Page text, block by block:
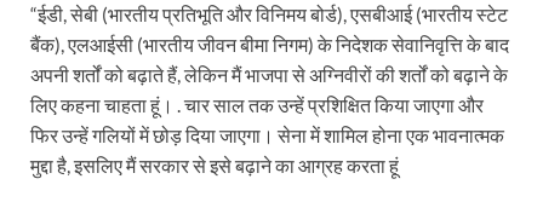
“ईडी, सेबी (भारतीय प्रतिभूति और विनिमय बोर्ड), एसबीआई (भारतीय स्टेट
बैंक), एलआईसी (भारतीय जीवन बीमा निगम) के निदेशक सेवानिवृत्ति के बाद
अपनी शर्तों को बढ़ाते हैं, लेकिन मैं भाजपा से अग्निवीरों की शर्तों को बढ़ाने के
लिए कहना चाहता हूं। . चार साल तक उन्हें प्रशिक्षित किया जाएगा और
फिर उन्हें गलियों में छोड़ दिया जाएगा। सेना में शामिल होना एक भावनात्मक
मुद्दा है, इसलिए मैं सरकार से इसे बढ़ाने का आग्रह करता हूं